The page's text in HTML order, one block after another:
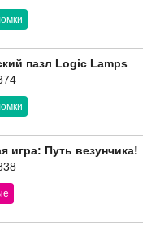
пазл Logic Lamps
игра: Путь везунчика!